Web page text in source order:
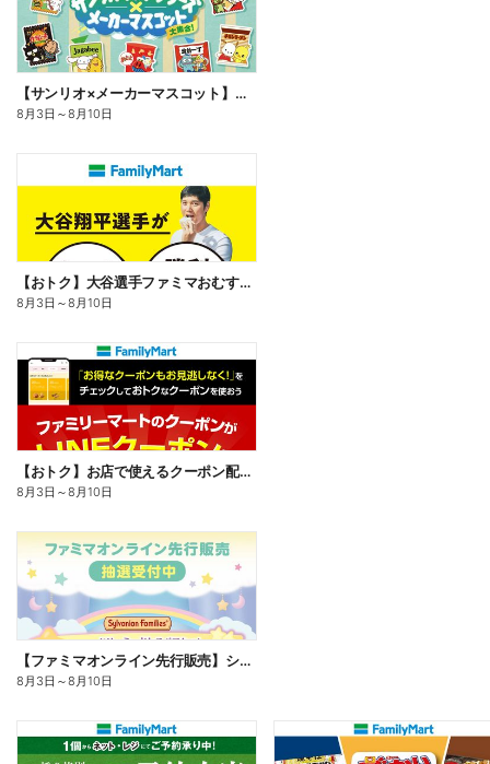
【サンリオ×メーカーマスコット】オリジナルグッズ貰える!
8月3日 ～8月10日
【おトク】大谷選手ファミマおむすび割
8月3日 ～8月10日
【おトク】お店で使えるクーポン配信中
8月3日 ～8月10日
【ファミマオンライン先行販売】シルバニアファミリー
8月3日 ～8月10日